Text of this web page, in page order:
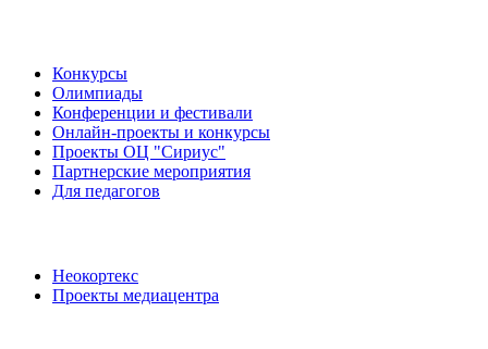
Конкурсы
Олимпиады
Конференции и фестивали
Онлайн-проекты и конкурсы
Проекты ОЦ "Сириус"
Партнерские мероприятия
Для педагогов
Неокортекс
Проекты медиацентра